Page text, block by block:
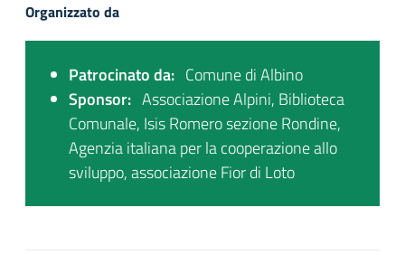
Organizzato da
Patrocinato da: Comune di Albino
Sponsor: Associazione Alpini, Biblioteca
Comunale, Isis Romero sezione Rondine,
Agenzia italiana per la cooperazione allo
sviluppo, associazione Fior di Loto